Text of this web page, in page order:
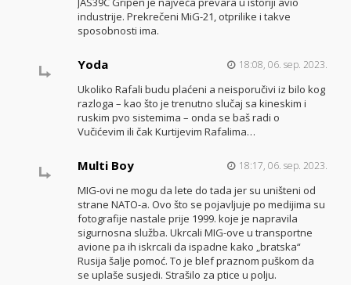
industrije. Prekrečeni MiG-21, otprilike i takve
sposobnosti ima.
Yoda 18:08, 06. sep. 2023.
Ukoliko Rafali budu plaćeni a neisporučivi iz bilo kog
razloga – kao što je trenutno slučaj sa kineskim i
ruskim pvo sistemima – onda se baš radi o
Vučićevim ili čak Kurtijevim Rafalima…
Multi Boy 18:17, 06. sep. 2023.
MIG-ovi ne mogu da lete do tada jer su uništeni od
strane NATO-a. Ovo što se pojavljuje po medijima su
fotografije nastale prije 1999. koje je napravila
sigurnosna služba. Ukrcali MIG-ove u transportne
avione pa ih iskrcali da ispadne kako „bratska“
Rusija šalje pomoć. To je blef praznom puškom da
se uplaše susjedi. Strašilo za ptice u polju.